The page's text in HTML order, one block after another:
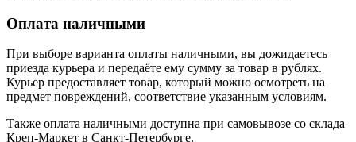
Оплата наличными
При выборе варианта оплаты наличными, вы дожидаетесь
приезда курьера и передаёте ему сумму за товар в рублях.
Курьер предоставляет товар, который можно осмотреть на
предмет повреждений, соответствие указанным условиям.
Также оплата наличными доступна при самовывозе со склада
Креп-Маркет в Санкт-Петербурге.